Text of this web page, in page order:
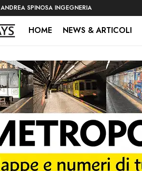
ANDREA SPINOSA INGEGNERIA
HOME NEWS & ARTICOLI